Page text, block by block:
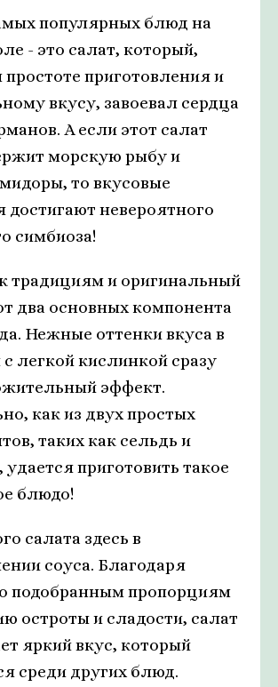
популярных блюд на
- это салат, который,
простоте приготовления и
вкусу, завоевал сердца
А если этот салат
морскую рыбу и
то вкусовые
невероятного
симбиоза!
традициям и оригинальный
два основных компонента
Нежные оттенки вкуса в
с легкой кислинкой сразу
эффект.
как из двух простых
таких как сельдь и
приготовить такое
блюдо!
салата здесь в
соуса. Благодаря
подобранным пропорциям
остроты и сладости, салат
яркий вкус, который
среди других блюд.